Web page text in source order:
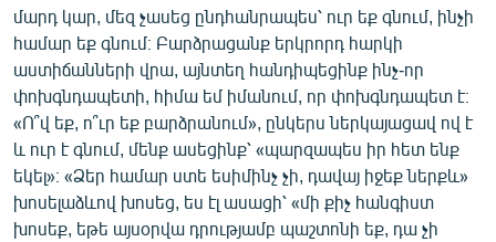
մարդ կար, մեզ չասեց ընդհանրապես՝ ուր եք գնում, ինչի
համար եք գնում։ Բարձրացանք երկրորդ հարկի
աստիճանների վրա, այնտեղ հանդիպեցինք ինչ-որ
փոխգնդապետի, հիմա եմ իմանում, որ փոխգնդապետ է։
«Ո՞վ եք, ո՞ւր եք բարձրանում», ընկերս ներկայացավ ով է
և ուր է գնում, մենք ասեցինք՝ «պարզապես իր հետ ենք
եկել»։ «Ձեր համար ստե եսիմինչ չի, դավայ իջեք ներքև»
խոսելաձևով խոսեց, ես էլ ասացի՝ «մի քիչ հանգիստ
խոսեք, եթե այսօրվա դրությամբ պաշտոնի եք, դա չի